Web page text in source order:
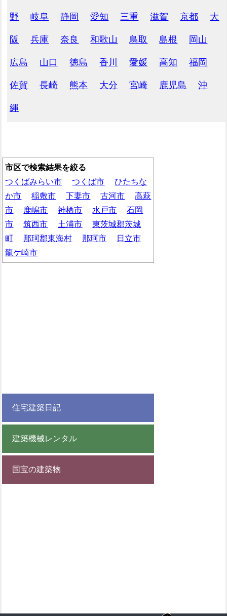
野 岐阜 静岡 愛知 三重 滋賀 京都 大
阪 兵庫 奈良 和歌山 鳥取 島根 岡山
広島 山口 徳島 香川 愛媛 高知 福岡
佐賀 長崎 熊本 大分 宮崎 鹿児島 沖
縄
市区で検索結果を絞る
つくばみらい市
つくば市
ひたちな
か市
稲敷市 下妻市 古河市
高萩
市
鹿嶋市 神栖市 水戸市
石岡
市
筑西市 土浦市
東茨城郡茨城
町
那珂郡東海村 那珂市
日立市
龍ケ崎市
住宅建築日記
建築機械レンタル
国宝の建築物